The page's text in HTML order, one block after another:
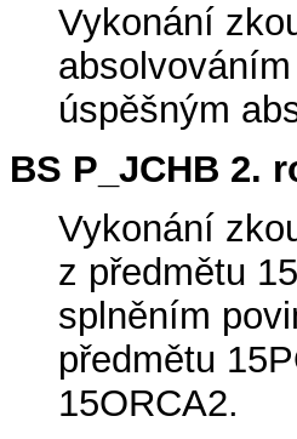
Vykonání
úspěšným
BS P_JCHB 2.
Vykonání
z předmětu
splněním
předmětu
15ORCA2.